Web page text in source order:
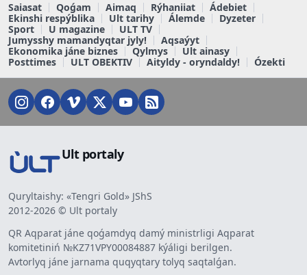
Saiasat Qoǵam Aimaq Rýhaniiat
Ádebiet
Ekinshi respýblika
Ult tarihy Álemde
Dyzeter
Sport
U magazine
ULT TV
Jumysshy mamandyqtar jyly!
Aqsaýyt
Ekonomika jáne biznes
Qylmys
Ult ainasy
Posttimes
ULT OBEKTIV Aityldy - oryndaldy! Ózekti
Ult portaly
Quryltaishy: «Tengri Gold» JShS
2012-2026 © Ult portaly
QR Aqparat jáne qoǵamdyq damý ministrligi Aqparat
komitetiniń №KZ71VPY00084887 kýáligi berilgen.
Avtorlyq jáne jarnama quqyqtary tolyq saqtalǵan.